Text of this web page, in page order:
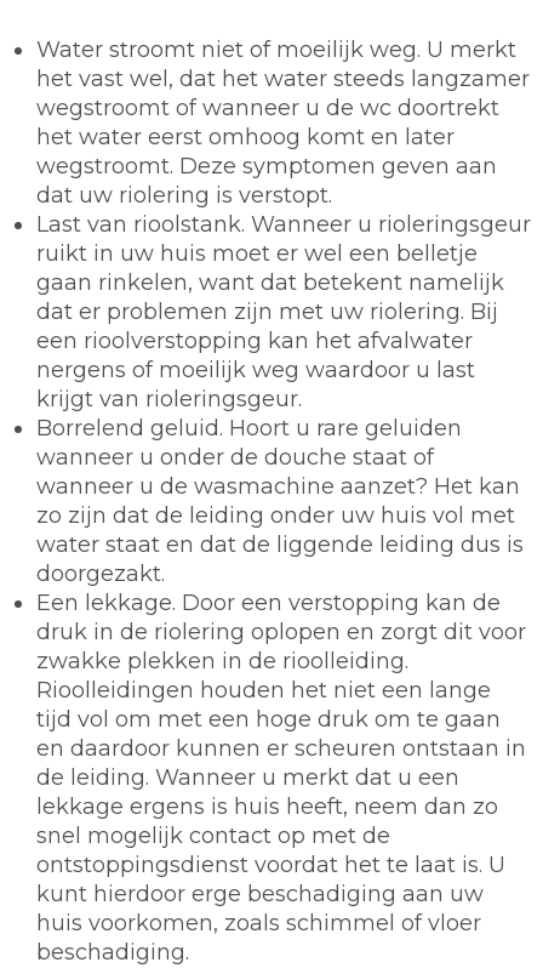
Water stroomt niet of moeilijk weg. U merkt
het vast wel, dat het water steeds langzamer
wegstroomt of wanneer u de wc doortrekt
het water eerst omhoog komt en later
wegstroomt. Deze symptomen geven aan
dat uw riolering is verstopt.
Last van rioolstank. Wanneer u rioleringsgeur
ruikt in uw huis moet er wel een belletje
gaan rinkelen, want dat betekent namelijk
dat er problemen zijn met uw riolering. Bij
een rioolverstopping kan het afvalwater
nergens of moeilijk weg waardoor u last
krijgt van rioleringsgeur.
Borrelend geluid. Hoort u rare geluiden
wanneer u onder de douche staat of
wanneer u de wasmachine aanzet? Het kan
zo zijn dat de leiding onder uw huis vol met
water staat en dat de liggende leiding dus is
doorgezakt.
Een lekkage. Door een verstopping kan de
druk in de riolering oplopen en zorgt dit voor
zwakke plekken in de rioolleiding.
Rioolleidingen houden het niet een lange
tijd vol om met een hoge druk om te gaan
en daardoor kunnen er scheuren ontstaan in
de leiding. Wanneer u merkt dat u een
lekkage ergens is huis heeft, neem dan zo
snel mogelijk contact op met de
ontstoppingsdienst voordat het te laat is. U
kunt hierdoor erge beschadiging aan uw
huis voorkomen, zoals schimmel of vloer
beschadiging.